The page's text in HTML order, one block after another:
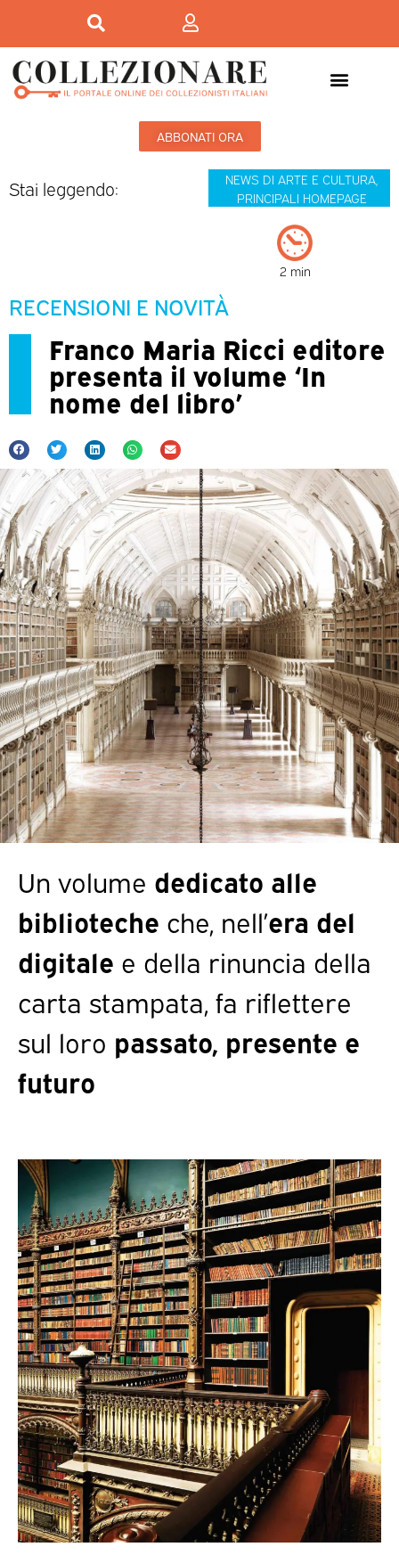
ABBONATI ORA
Stai leggendo: NEWS DI ARTE E CULTURA
PRINCIPALI HOMEPAGE
2 min
RECENSIONI E NOVITÀ
Franco Maria Ricci editore
presenta il volume ‘In
nome del libro’
Un volume dedicato alle
biblioteche che, nell’era del
digitale e della rinuncia della
carta stampata, fa riflettere
sul loro passato, presente e
futuro